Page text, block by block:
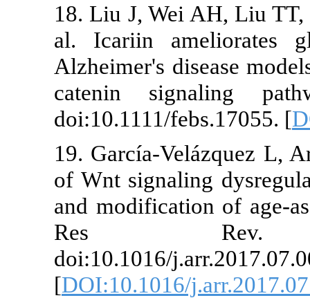
18. Liu J,
al. Icariin
Alzheimer's
catenin
doi:10.1111/
19. García-
of Wnt
and
Res
doi:10.1016/
[